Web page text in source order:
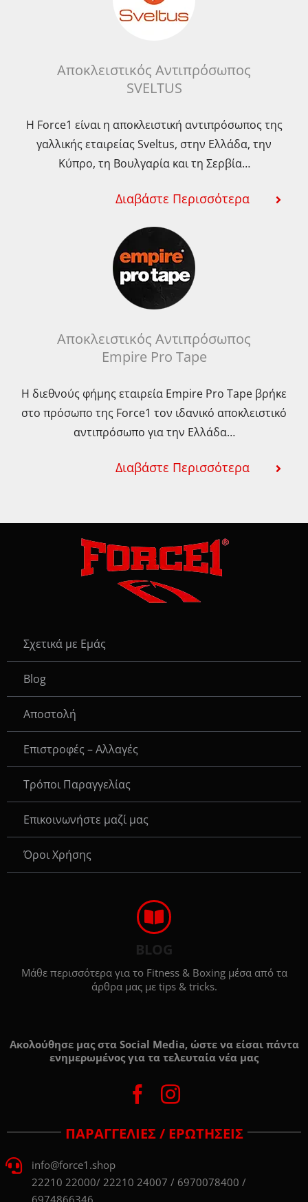
Αποκλειστικός Αντιπρόσωπος
SVELTUS
Η Force1 είναι η αποκλειστική αντιπρόσωπος της
γαλλικής εταιρείας Sveltus, στην Ελλάδα, την
Κύπρο, τη Βουλγαρία και τη Σερβία…
Διαβάστε Περισσότερα
Αποκλειστικός Αντιπρόσωπος
Empire Pro Tape
Η διεθνούς φήμης εταιρεία Empire Pro Tape βρήκε
στο πρόσωπο της Force1 τον ιδανικό αποκλειστικό
αντιπρόσωπο για την Ελλάδα…
Διαβάστε Περισσότερα
Σχετικά με Εμάς
Blog
Αποστολή
Επιστροφές – Αλλαγές
Τρόποι Παραγγελίας
Eπικοινωνήστε μαζί μας
Όροι Χρήσης
BLOG
Μάθε περισσότερα για το Fitness & Boxing μέσα από τα
άρθρα μας με tips & tricks.
Ακολούθησε μας στα Social Media, ώστε να είσαι πάντα
ενημερωμένος για τα τελευταία νέα μας
ΠΑΡΑΓΓΕΛΙΕΣ / ΕΡΩΤΗΣΕΙΣ
info@force1.shop
22210 22000/ 22210 24007 / 6970078400 /